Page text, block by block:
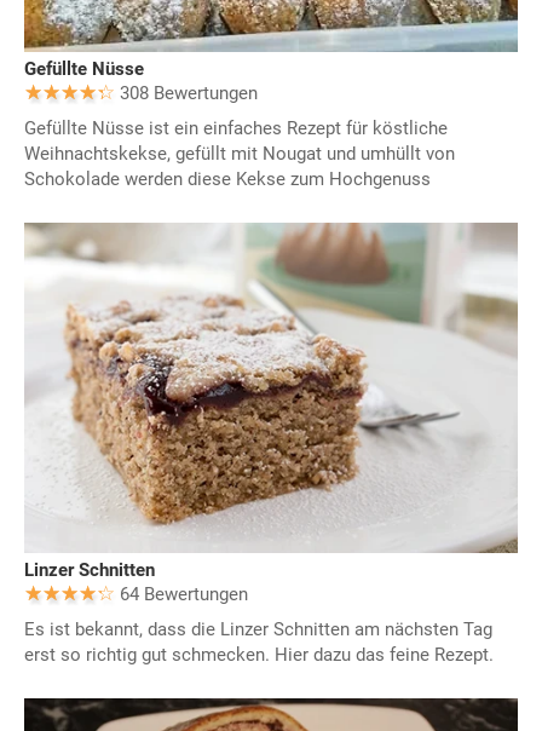
Gefüllte Nüsse
308 Bewertungen
Gefüllte Nüsse ist ein einfaches Rezept für köstliche
Weihnachtskekse, gefüllt mit Nougat und umhüllt von
Schokolade werden diese Kekse zum Hochgenuss
Linzer Schnitten
64 Bewertungen
Es ist bekannt, dass die Linzer Schnitten am nächsten Tag
erst so richtig gut schmecken. Hier dazu das feine Rezept.